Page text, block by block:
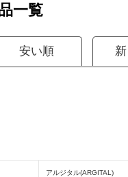
一覧
安い順
アルジタル(ARGITAL)